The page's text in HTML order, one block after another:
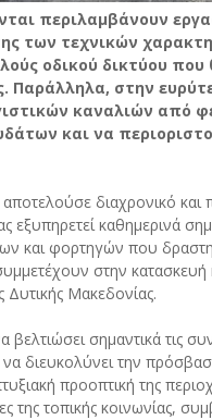
περιλαμβάνουν
των τεχνικών
οδικού δικτύου
Παράλληλα, στην
καναλιών από
και να
διαχρονικό και
καθημερινά
και φορτηγών που
στην
Δυτικής Μακεδονίας.
σημαντικά τις
να διευκολύνει την
προοπτική της
της τοπικής κοινωνίας,